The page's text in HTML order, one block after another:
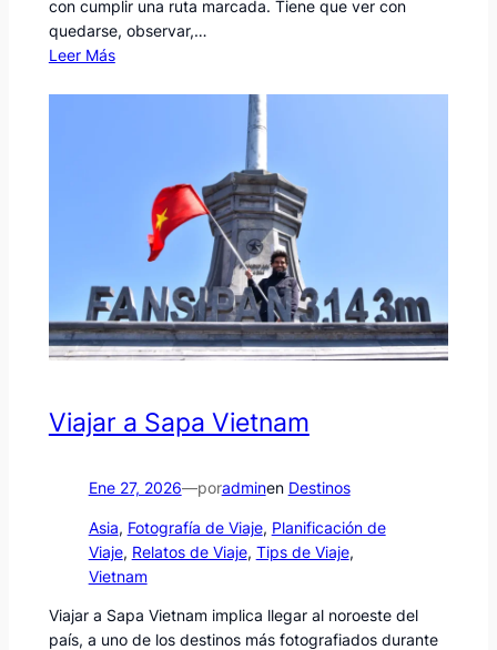
con cumplir una ruta marcada. Tiene que ver con
quedarse, observar,…
Leer Más
Viajar a Sapa Vietnam
Ene 27, 2026—poradminen Destinos
Asia, Fotografía de Viaje, Planificación de
Viaje, Relatos de Viaje, Tips de Viaje
Vietnam
Viajar a Sapa Vietnam implica llegar al noroeste del
país, a uno de los destinos más fotografiados durante